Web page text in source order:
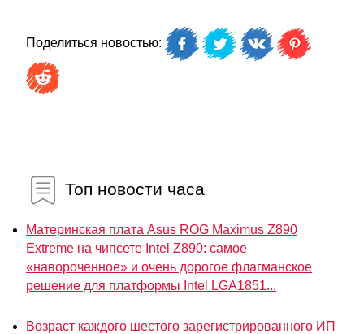
Поделиться новостью:
Топ новости часа
Материнская плата Asus ROG Maximus Z890
Extreme на чипсете Intel Z890: самое
«навороченное» и очень дорогое флагманское
решение для платформы Intel LGA1851...
Возраст каждого шестого зарегистрированного ИП